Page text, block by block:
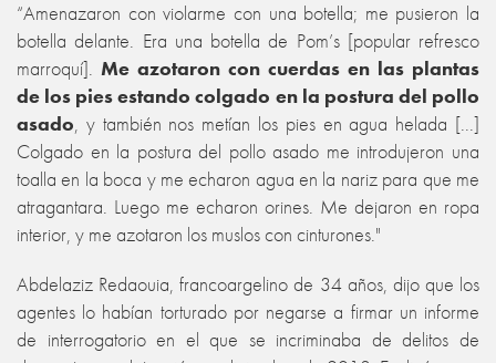
“Amenazaron con violarme con una botella; me pusieron la
botella delante. Era una botella de Pom’s [popular refresco
marroquí]. Me azotaron con cuerdas en las plantas
de los pies estando colgado en la postura del pollo
asado, y también nos metían los pies en agua helada [...]
Colgado en la postura del pollo asado me introdujeron una
toalla en la boca y me echaron agua en la nariz para que me
atragantara. Luego me echaron orines. Me dejaron en ropa
interior, y me azotaron los muslos con cinturones."
Abdelaziz Redaouia, francoargelino de 34 años, dijo que los
agentes lo habían torturado por negarse a firmar un informe
de interrogatorio en el que se incriminaba de delitos de